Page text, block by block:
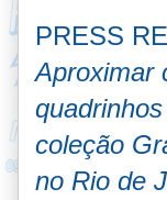
PRESS
Aproximar
coleção
no Rio de